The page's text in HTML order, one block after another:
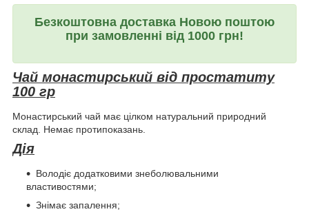
Безкоштовна доставка Новою поштою
при замовленні від 1000 грн!
Чай монастирський від простатиту
100 гр
Монастирський чай має цілком натуральний природний
склад. Немає протипоказань.
Дія
Володіє додатковими знеболювальними
властивостями;
Знімає запалення;